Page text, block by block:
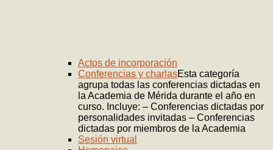
Actos de incorporación
Conferencias y charlasEsta categoría
agrupa todas las conferencias dictadas en
la Academia de Mérida durante el año en
curso. Incluye: – Conferencias dictadas por
personalidades invitadas – Conferencias
dictadas por miembros de la Academia
Sesión virtual